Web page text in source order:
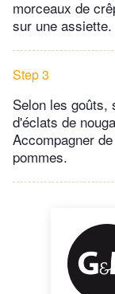
morceaux de
sur une assiette.
Step 3
Selon les goûts,
d'éclats de
Accompagner
pommes.